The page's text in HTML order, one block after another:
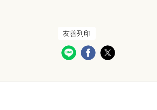
友善列印